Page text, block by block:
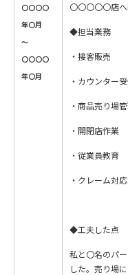
〇〇〇〇
年〇月
～
〇〇〇〇
年〇月
〇〇〇〇〇店
◆担当業務
・接客販売
・カウンター
・商品売り場
・開閉店作業
・従業員教育
・クレーム対応
◆工夫した点
私と〇名のパ
した。売り場